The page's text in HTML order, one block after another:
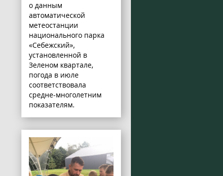
о данным
автоматической
метеостанции
национального парка
«Себежский»,
установленной в
Зеленом квартале,
погода в июле
соответствовала
средне-многолетним
показателям.